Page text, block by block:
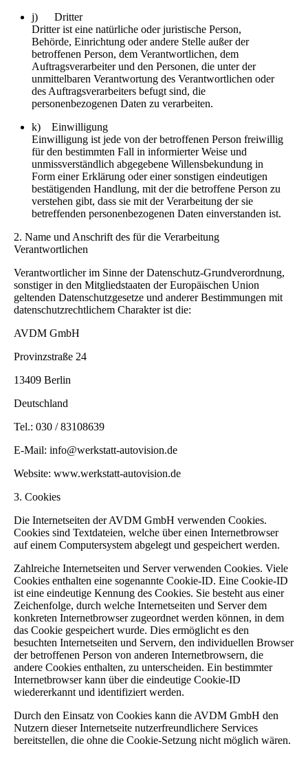
j) Dritter
Dritter ist eine natürliche oder juristische Person,
Behörde, Einrichtung oder andere Stelle außer der
betroffenen Person, dem Verantwortlichen, dem
Auftragsverarbeiter und den Personen, die unter der
unmittelbaren Verantwortung des Verantwortlichen oder
des Auftragsverarbeiters befugt sind, die
personenbezogenen Daten zu verarbeiten.
k) Einwilligung
Einwilligung ist jede von der betroffenen Person freiwillig
für den bestimmten Fall in informierter Weise und
unmissverständlich abgegebene Willensbekundung in
Form einer Erklärung oder einer sonstigen eindeutigen
bestätigenden Handlung, mit der die betroffene Person zu
verstehen gibt, dass sie mit der Verarbeitung der sie
betreffenden personenbezogenen Daten einverstanden ist.
2. Name und Anschrift des für die Verarbeitung
Verantwortlichen
Verantwortlicher im Sinne der Datenschutz-Grundverordnung,
sonstiger in den Mitgliedstaaten der Europäischen Union
geltenden Datenschutzgesetze und anderer Bestimmungen mit
datenschutzrechtlichem Charakter ist die:
AVDM GmbH
Provinzstraße 24
13409 Berlin
Deutschland
Tel.: 030 / 83108639
E-Mail: info@werkstatt-autovision.de
Website: www.werkstatt-autovision.de
3. Cookies
Die Internetseiten der AVDM GmbH verwenden Cookies.
Cookies sind Textdateien, welche über einen Internetbrowser
auf einem Computersystem abgelegt und gespeichert werden.
Zahlreiche Internetseiten und Server verwenden Cookies. Viele
Cookies enthalten eine sogenannte Cookie-ID. Eine Cookie-ID
ist eine eindeutige Kennung des Cookies. Sie besteht aus einer
Zeichenfolge, durch welche Internetseiten und Server dem
konkreten Internetbrowser zugeordnet werden können, in dem
das Cookie gespeichert wurde. Dies ermöglicht es den
besuchten Internetseiten und Servern, den individuellen Browser
der betroffenen Person von anderen Internetbrowsern, die
andere Cookies enthalten, zu unterscheiden. Ein bestimmter
Internetbrowser kann über die eindeutige Cookie-ID
wiedererkannt und identifiziert werden.
Durch den Einsatz von Cookies kann die AVDM GmbH den
Nutzern dieser Internetseite nutzerfreundlichere Services
bereitstellen, die ohne die Cookie-Setzung nicht möglich wären.